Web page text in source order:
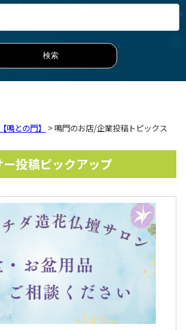
鳴との門】 > 鳴門のお店/企業投稿トピックス
投稿ピックアップ